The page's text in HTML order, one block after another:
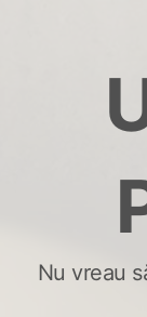
Nu vreau